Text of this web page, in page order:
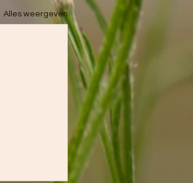
Alles weergeven